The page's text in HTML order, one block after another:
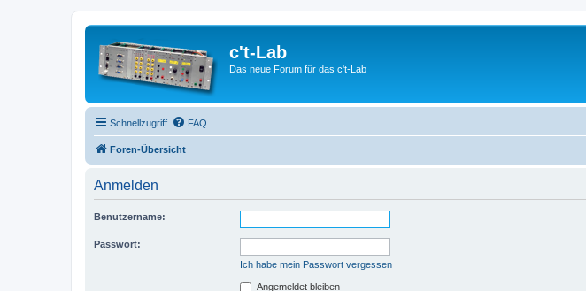
c't-Lab
Das neue Forum für das c't-Lab
Schnellzugriff FAQ
Foren-Übersicht
Anmelden
Benutzername:
Passwort:
Ich habe mein Passwort vergessen
Angemeldet bleiben